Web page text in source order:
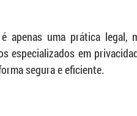
apenas uma prática legal,
especializados em
segura e eficiente.